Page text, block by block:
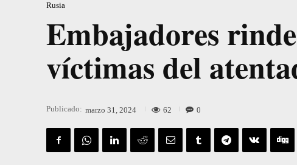
Rusia
Embajadores
víctimas del
Publicado: marzo 31, 2024 62 0